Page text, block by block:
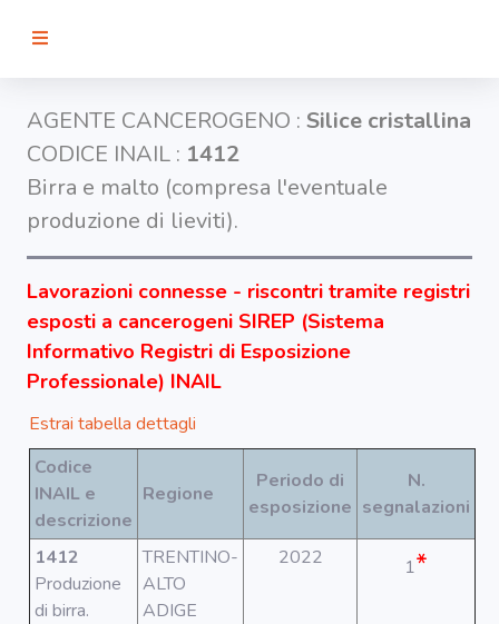
Agenti
Lavorazioni
Organi
bersaglio
Visualizza
Segnala dati
rilevati in
azienda
area riservata
AGENTE CANCEROGENO : Silice cristallina
CODICE INAIL : 1412
Birra e malto (compresa l'eventuale
produzione di lieviti).
Lavorazioni connesse - riscontri tramite registri
esposti a cancerogeni SIREP (Sistema
Informativo Registri di Esposizione
Professionale) INAIL
Estrai tabella dettagli
Codice
INAIL e
descrizione
Regione
Periodo di
esposizione
N.
segnalazioni
1412
Produzione
di birra.
TRENTINO-
ALTO
ADIGE
2022 1*